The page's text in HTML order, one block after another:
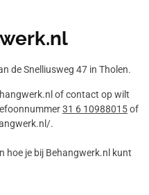
de Snelliusweg 47 in Tholen.
of contact op wilt
31 6 10988015of
.
hoe je bij Behangwerk.nl kunt